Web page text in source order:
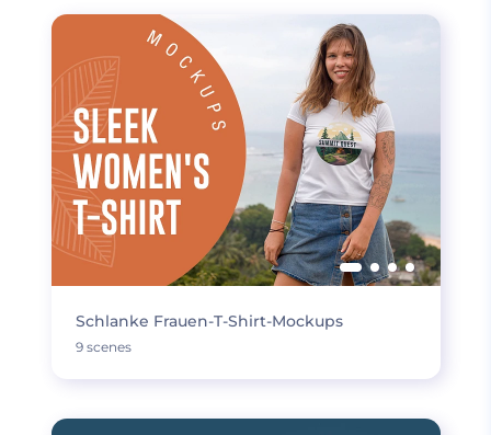
Schlanke Frauen-T-Shirt-Mockups
9 scenes